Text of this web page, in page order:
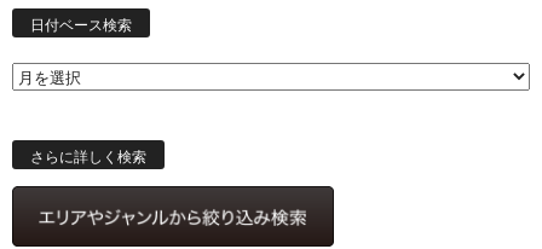
日付ベース検索
ス
索
さらに詳しく検索